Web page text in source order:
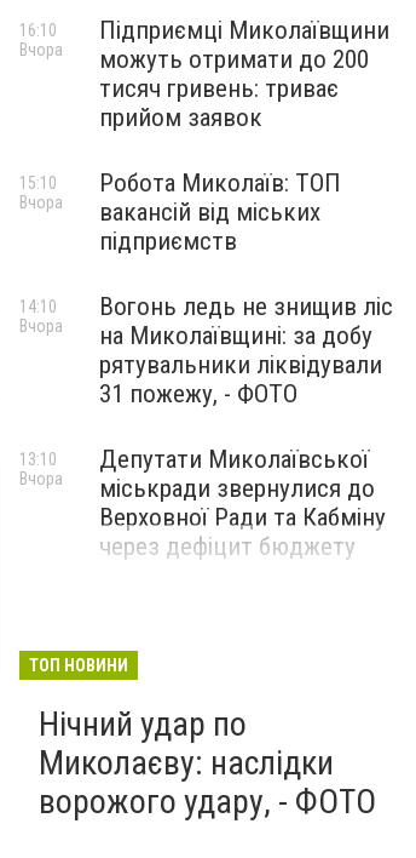
Підприємці Миколаївщини
можуть отримати до 200
тисяч гривень: триває
прийом заявок
16:10
Вчора
Робота Миколаїв: ТОП
вакансій від міських
підприємств
15:10
Вчора
Вогонь ледь не знищив ліс
на Миколаївщині: за добу
рятувальники ліквідували
31 пожежу, - ФОТО
14:10
Вчора
Депутати Миколаївської
міськради звернулися до
Верховної Ради та Кабміну
через дефіцит бюджету
13:10
Вчора
ТОП НОВИНИ
Нічний удар по
Миколаєву: наслідки
ворожого удару, - ФОТО